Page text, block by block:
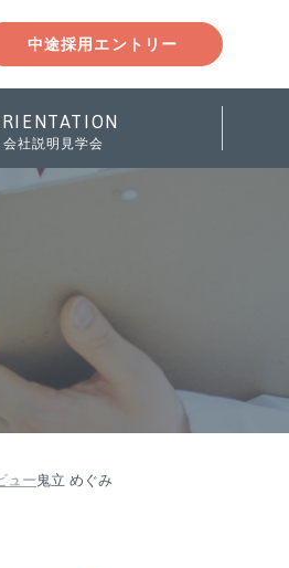
中途採用エントリー
会社説明見学会
ュー 鬼立 めぐみ